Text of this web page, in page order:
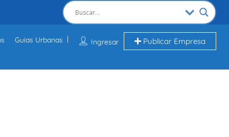
Ingresar Publicar Empresa
Guias Urbanas